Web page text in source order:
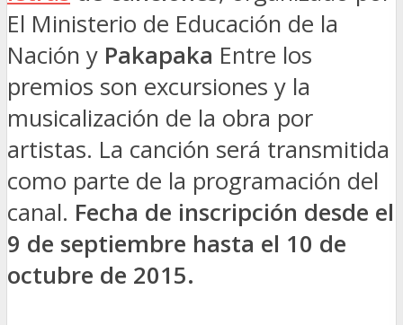
El Ministerio de Educación de la
Nación y Pakapaka Entre los
premios son excursiones y la
musicalización de la obra por
artistas. La canción será transmitida
como parte de la programación del
canal. Fecha de inscripción desde el
9 de septiembre hasta el 10 de
octubre de 2015.